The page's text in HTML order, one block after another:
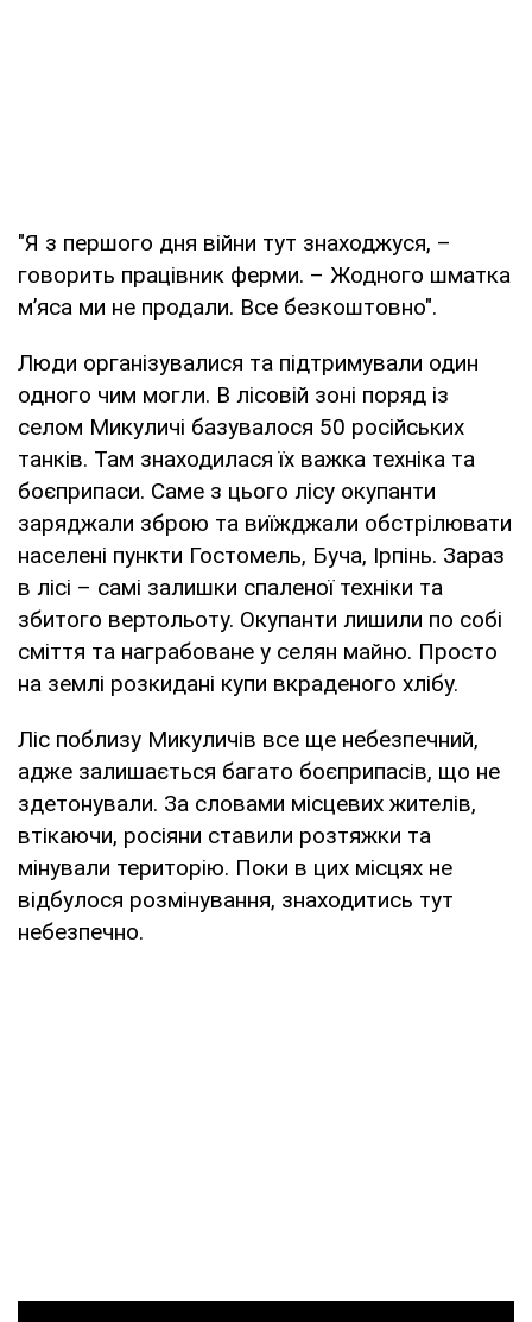
"Я з першого дня війни тут знаходжуся, –
говорить працівник ферми. – Жодного шматка
м’яса ми не продали. Все безкоштовно".
Люди організувалися та підтримували один
одного чим могли. В лісовій зоні поряд із
селом Микуличі базувалося 50 російських
танків. Там знаходилася їх важка техніка та
боєприпаси. Саме з цього лісу окупанти
заряджали зброю та виїжджали обстрілювати
населені пункти Гостомель, Буча, Ірпінь. Зараз
в лісі – самі залишки спаленої техніки та
збитого вертольоту. Окупанти лишили по собі
сміття та награбоване у селян майно. Просто
на землі розкидані купи вкраденого хлібу.
Ліс поблизу Микуличів все ще небезпечний,
адже залишається багато боєприпасів, що не
здетонували. За словами місцевих жителів,
втікаючи, росіяни ставили розтяжки та
мінували територію. Поки в цих місцях не
відбулося розмінування, знаходитись тут
небезпечно.